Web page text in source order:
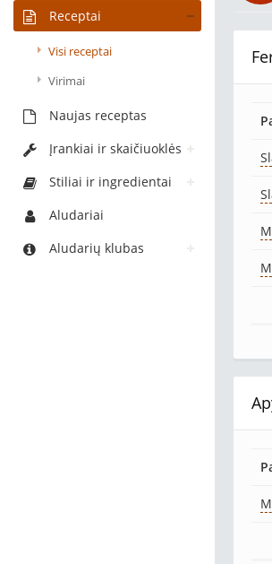
Receptai
Visi receptai
Virimai
Naujas receptas
Įrankiai ir skaičiuoklės
Stiliai ir ingredientai
Aludariai
Aludarių klubas